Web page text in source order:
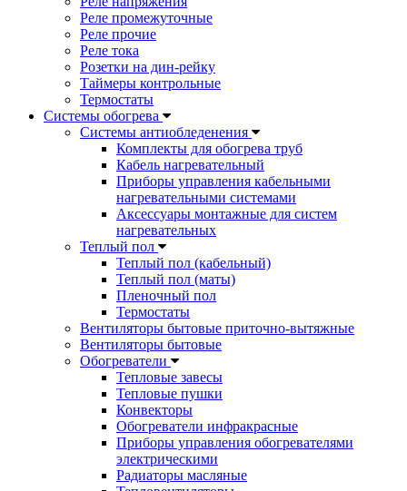
Реле промежуточные
Реле прочие
Реле тока
Розетки на дин-рейку
Таймеры контрольные
Термостаты
Системы обогрева
Системы антиобледенения
Комплекты для обогрева труб
Кабель нагревательный
Приборы управления кабельными
нагревательными системами
Аксессуары монтажные для систем
нагревательных
Теплый пол
Теплый пол (кабельный)
Теплый пол (маты)
Пленочный пол
Термостаты
Вентиляторы бытовые приточно-вытяжные
Вентиляторы бытовые
Обогреватели
Тепловые завесы
Тепловые пушки
Конвекторы
Обогреватели инфракрасные
Приборы управления обогревателями
электрическими
Радиаторы масляные